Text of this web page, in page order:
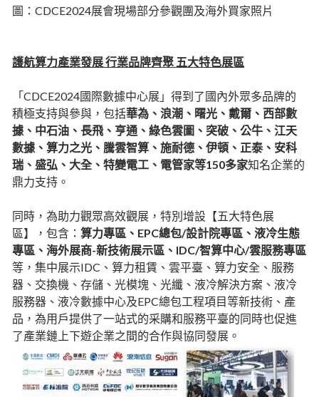
圖：CDCE2024展會現場部分參觀團及海外買家照片
護航算力產業發展 行業品牌齊聚 五大特色展區
「CDCE2024國際數據中心展」得到了國內外眾多品牌的
積極支持與參與，包括華為、浪潮、曙光、戴爾、西部數
據、中石油、長飛、亨通、綠色雲圖、突破、公牛、江天
數據、算力之光、騰雲智算、施耐德、伊頓、正泰、安科
瑞、盛弘、大全、特變電工、電管家等150多家知名企業的
鼎力支持。
同時，為助力觀眾高效觀展，特別增設【五大特色展
區】，包含： 算力專區、EPC總包/設計院專區、液冷生態
專區、海外展商-新技術展示區、IDC/智算中心/雲服務專區
等，集中展示IDC、算力租賃、雲平臺、算力安全、服務
器、交換機、存儲、光模塊、光纖、液冷解決方案、液冷
服務器、液冷數據中心及EPC總包工程項目等新技術、產
品，為用戶提供了一站式的采購和服務平臺的同時也促進
了產業鏈上下遊企業之間的合作與協同發展。